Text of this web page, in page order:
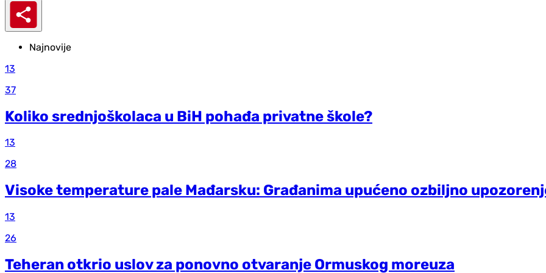
Najnovije
13
37
Koliko srednjoškolaca u BiH pohađa privatne škole?
13
28
Visoke temperature pale Mađarsku: Građanima upućeno ozbiljno
13
26
Teheran otkrio uslov za ponovno otvaranje Ormuskog moreuza